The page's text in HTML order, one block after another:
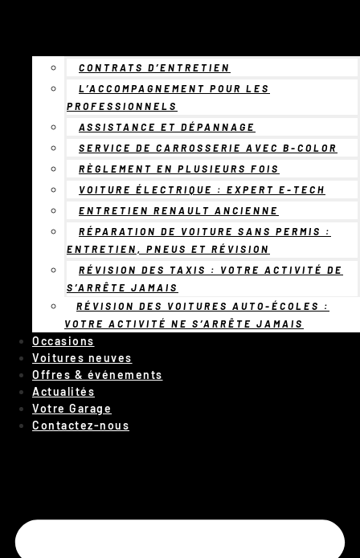
CONTRATS D’ENTRETIEN
L’ACCOMPAGNEMENT POUR LES
PROFESSIONNELS
ASSISTANCE ET DÉPANNAGE
SERVICE DE CARROSSERIE AVEC B-COLOR
RÈGLEMENT EN PLUSIEURS FOIS
VOITURE ÉLECTRIQUE : EXPERT E-TECH
ENTRETIEN RENAULT ANCIENNE
RÉPARATION DE VOITURE SANS PERMIS :
ENTRETIEN, PNEUS ET RÉVISION
RÉVISION DES TAXIS : VOTRE ACTIVITÉ DE
S’ARRÊTE JAMAIS
RÉVISION DES VOITURES AUTO-ÉCOLES :
VOTRE ACTIVITÉ NE S’ARRÊTE JAMAIS
Occasions
Voitures neuves
Offres & événements
Actualités
Votre Garage
Contactez-nous